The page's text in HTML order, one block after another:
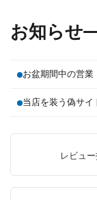
お知らせ
お盆期間中の営業
当店を装う偽サ
レビュ